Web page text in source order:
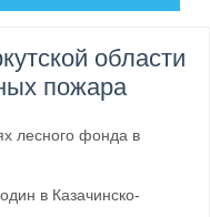
области
пожара
лесного фонда в
в Казачинско-